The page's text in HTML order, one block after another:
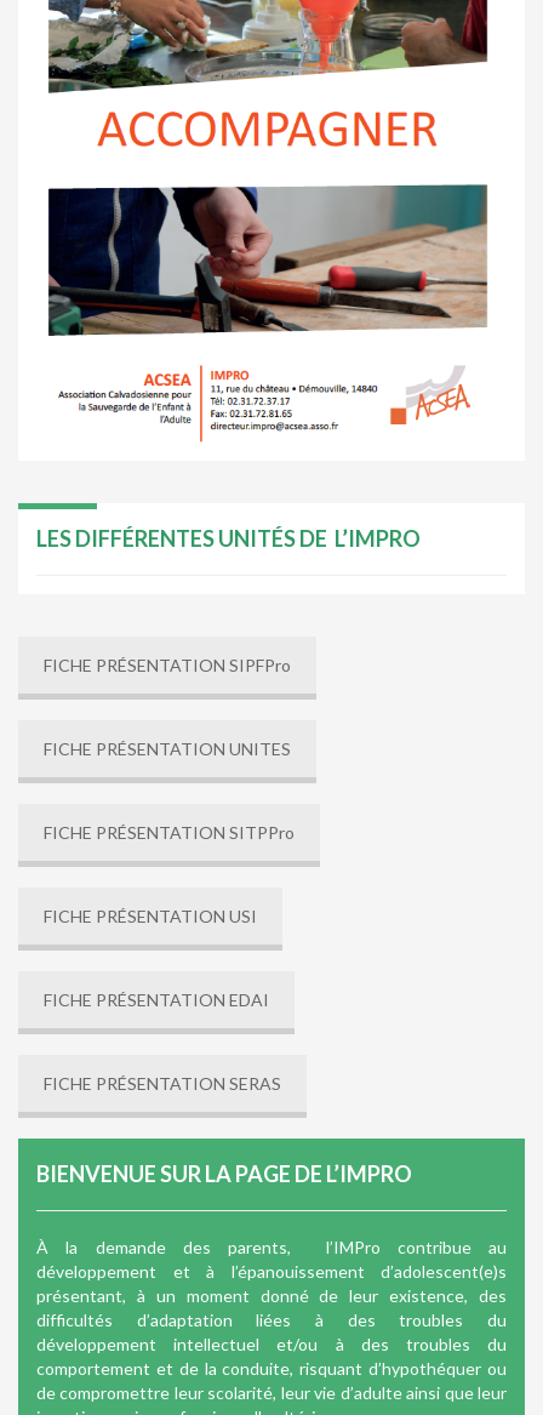
LES DIFFÉRENTES UNITÉS DE L’IMPRO
FICHE PRÉSENTATION SIPFPro
FICHE PRÉSENTATION UNITES
FICHE PRÉSENTATION SITPPro
FICHE PRÉSENTATION USI
FICHE PRÉSENTATION EDAI
FICHE PRÉSENTATION SERAS
BIENVENUE SUR LA PAGE DE L’IMPRO
À la demande des parents, l’IMPro contribue au
développement et à l’épanouissement d’adolescent(e)s
présentant, à un moment donné de leur existence, des
difficultés d’adaptation liées à des troubles du
développement intellectuel et/ou à des troubles du
comportement et de la conduite, risquant d’hypothéquer ou
de compromettre leur scolarité, leur vie d’adulte ainsi que leur